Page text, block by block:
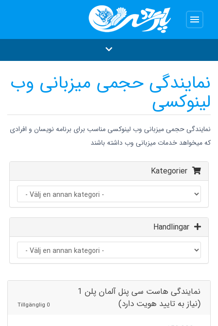
menu
نمایندگی حجمی میزبانی وب
لینوکسی
نمایندگی حجمی میزبانی وب لینوکسی مناسب برای برنامه نویسان و افرادی
که میخواهد خدمات میزبانی وب داشته باشند
Kategorier
نمایندگی هاست سی پنل آلمان پلن 1
(نیاز به تایید هویت دارد)
0 Tillgänglig